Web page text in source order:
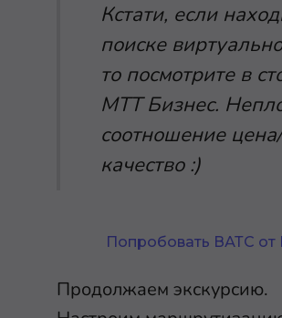
Кстати, если
поиске
то посмотрите в
МТТ Бизнес.
соотношение цена/
качество :)
Попробовать ВАТС
Продолжаем экскурсию.